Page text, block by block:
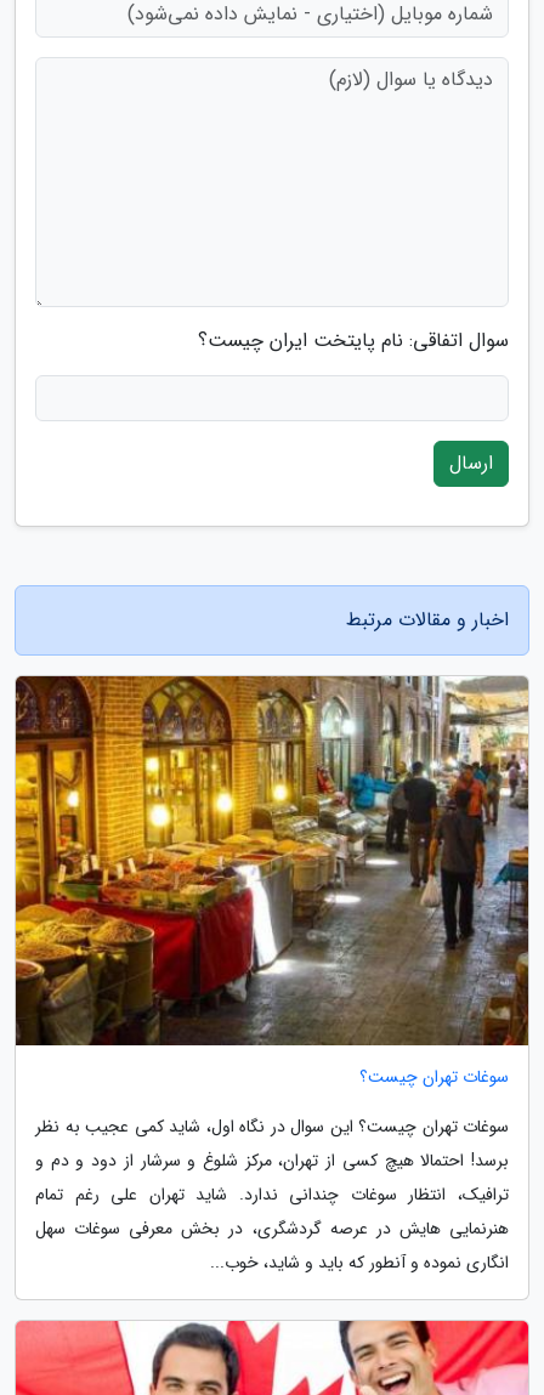
سوال اتفاقی: نام پایتخت ایران چیست؟
ارسال
اخبار و مقالات مرتبط
سوغات تهران چیست؟
سوغات تهران چیست؟ این سوال در نگاه اول، شاید کمی عجیب به نظر
برسد! احتمالا هیچ کسی از تهران، مرکز شلوغ و سرشار از دود و دم و
ترافیک، انتظار سوغات چندانی ندارد. شاید تهران علی رغم تمام
هنرنمایی هایش در عرصه گردشگری، در بخش معرفی سوغات سهل
انگاری نموده و آنطور که باید و شاید، خوب...